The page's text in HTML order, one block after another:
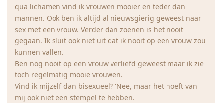
qua lichamen vind ik vrouwen mooier en teder dan
mannen. Ook ben ik altijd al nieuwsgierig geweest naar
sex met een vrouw. Verder dan zoenen is het nooit
gegaan. Ik sluit ook niet uit dat ik nooit op een vrouw zou
kunnen vallen.
Ben nog nooit op een vrouw verliefd geweest maar ik zie
toch regelmatig mooie vrouwen.
Vind ik mijzelf dan bisexueel? 'Nee, maar het hoeft van
mij ook niet een stempel te hebben.